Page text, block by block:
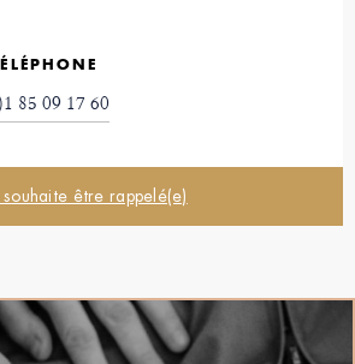
85 09 17 60
souhaite être rappelé(e)